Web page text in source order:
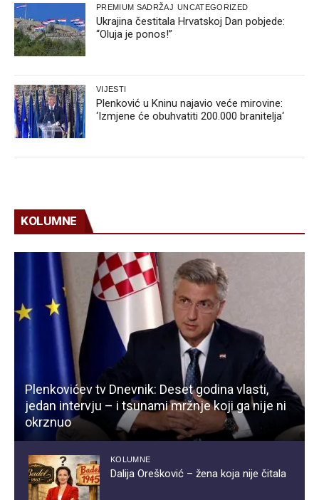
PREMIUM SADRŽAJ UNCATEGORIZED
Ukrajina čestitala Hrvatskoj Dan pobjede:
“Oluja je ponos!”
VIJESTI
Plenković u Kninu najavio veće mirovine:
‘Izmjene će obuhvatiti 200.000 branitelja‘
KOLUMNE
Plenkovićev tv Dnevnik: Deset godina vlasti,
jedan intervju – i tsunami mržnje koji ga nije ni
okrznuo
KOLUMNE
Dalija Orešković – žena koja nije čitala